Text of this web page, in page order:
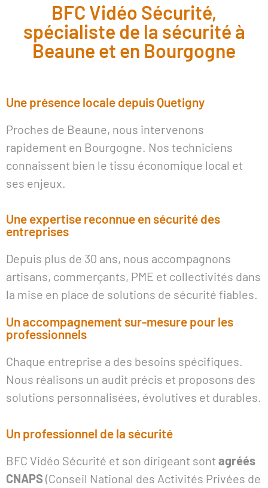
BFC Vidéo Sécurité,
spécialiste de la sécurité à
Beaune et en Bourgogne
Une présence locale depuis Quetigny
Proches de Beaune, nous intervenons
rapidement en Bourgogne. Nos techniciens
connaissent bien le tissu économique local et
ses enjeux.
Une expertise reconnue en sécurité des
entreprises
Depuis plus de 30 ans, nous accompagnons
artisans, commerçants, PME et collectivités dans
la mise en place de solutions de sécurité fiables.
Un accompagnement sur-mesure pour les
professionnels
Chaque entreprise a des besoins spécifiques.
Nous réalisons un audit précis et proposons des
solutions personnalisées, évolutives et durables.
Un professionnel de la sécurité
BFC Vidéo Sécurité et son dirigeant sont agréés
CNAPS (Conseil National des Activités Privées de